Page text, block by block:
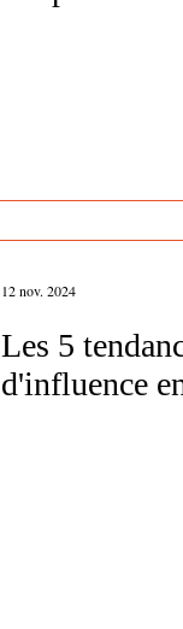
Les 5
d'influence
12 nov. 2024